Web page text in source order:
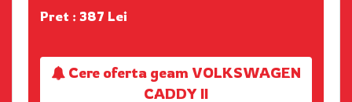
Pret : 387 Lei
Cere oferta geam VOLKSWAGEN
CADDY II